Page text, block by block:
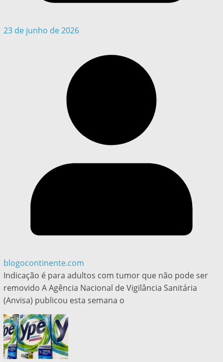
23 de junho de 2026
blogocontinente.com
Indicação é para adultos com tumor que não pode ser
removido A Agência Nacional de Vigilância Sanitária
(Anvisa) publicou esta semana o